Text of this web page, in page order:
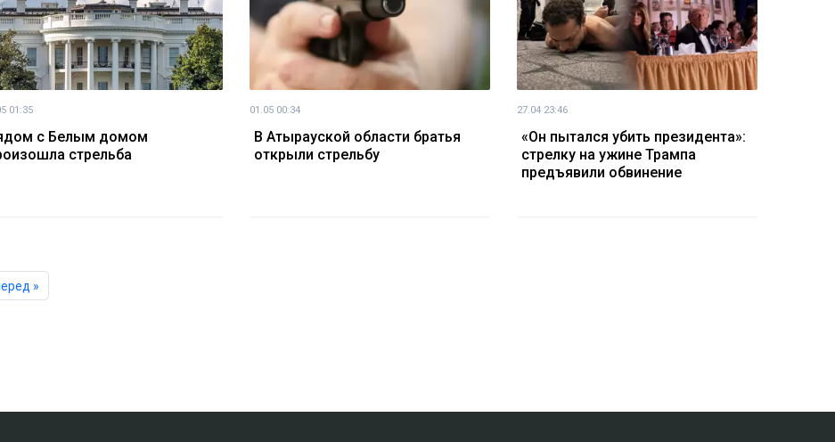
01:35
с Белым домом
стрельба
01.05 00:34
В Атырауской области братья
открыли стрельбу
27.04 23:46
«Он пытался убить президента»:
стрелку на ужине Трампа
предъявили обвинение
»